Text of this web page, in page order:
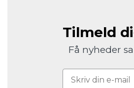
Tilmeld
Få nyheder